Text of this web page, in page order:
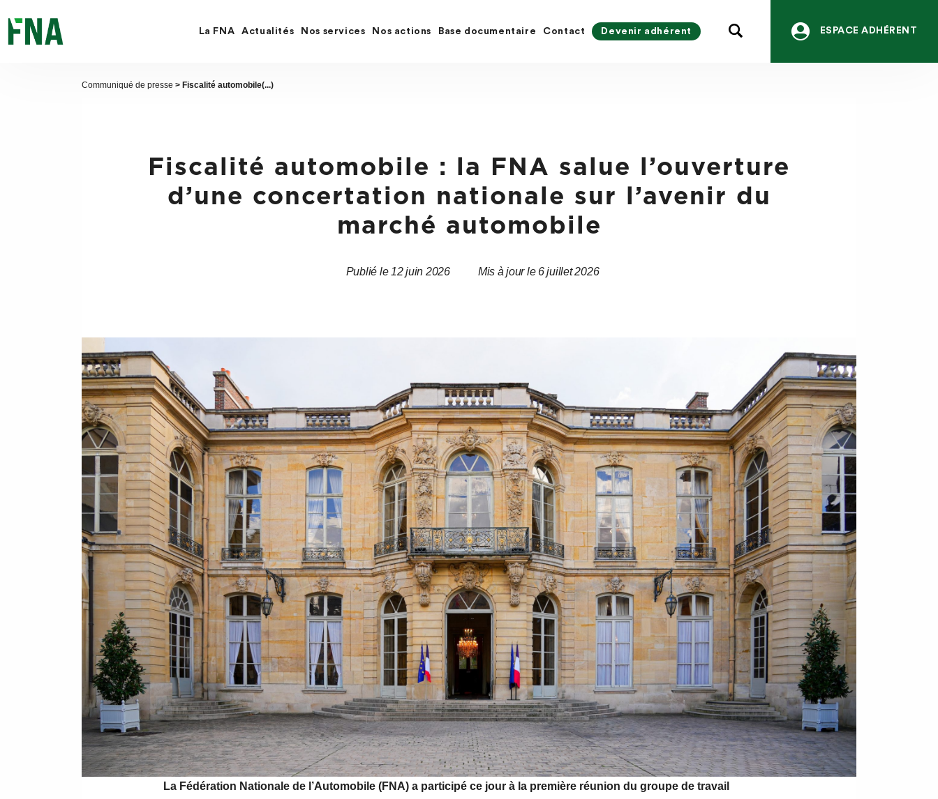
recherche
La FNA Actualités Nos services Nos actions Base documentaire Contact Devenir adhérent ESPACE ADHÉRENT
Communiqué de presse > Fiscalité automobile(...)
Fiscalité automobile : la FNA salue l’ouverture
d’une concertation nationale sur l’avenir du
marché automobile
Date
Publié le 12 juin 2026
Date
Mis à jour le 6 juillet 2026
La Fédération Nationale de l’Automobile (FNA) a participé ce jour à la première réunion du groupe de travail